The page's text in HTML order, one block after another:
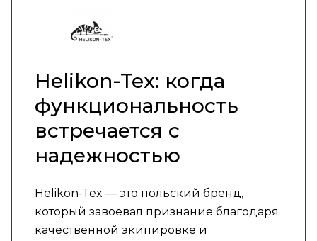
Helikon-Tex: когда
функциональность
встречается с
надежностью
Helikon-Tex — это польский бренд,
который завоевал признание благодаря
качественной экипировке и